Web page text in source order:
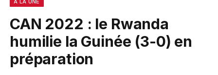
CAN 2022 : le Rwanda
humilie la Guinée (3-0) en
préparation